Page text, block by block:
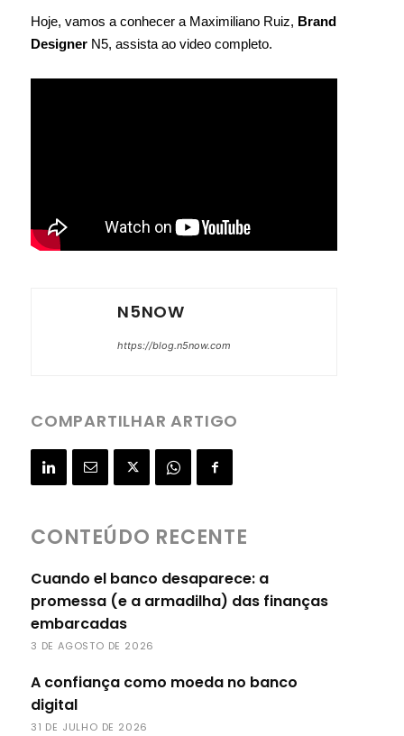
Hoje, vamos a conhecer a Maximiliano Ruiz, Brand
Designer N5, assista ao video completo.
N5NOW
https://blog.n5now.com
COMPARTILHAR ARTIGO
CONTEÚDO RECENTE
Cuando el banco desaparece: a
promessa (e a armadilha) das finanças
embarcadas
3 DE AGOSTO DE 2026
A confiança como moeda no banco
digital
31 DE JULHO DE 2026